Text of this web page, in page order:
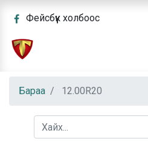
Фейсбүүк холбоос
Бараа 12.00R20